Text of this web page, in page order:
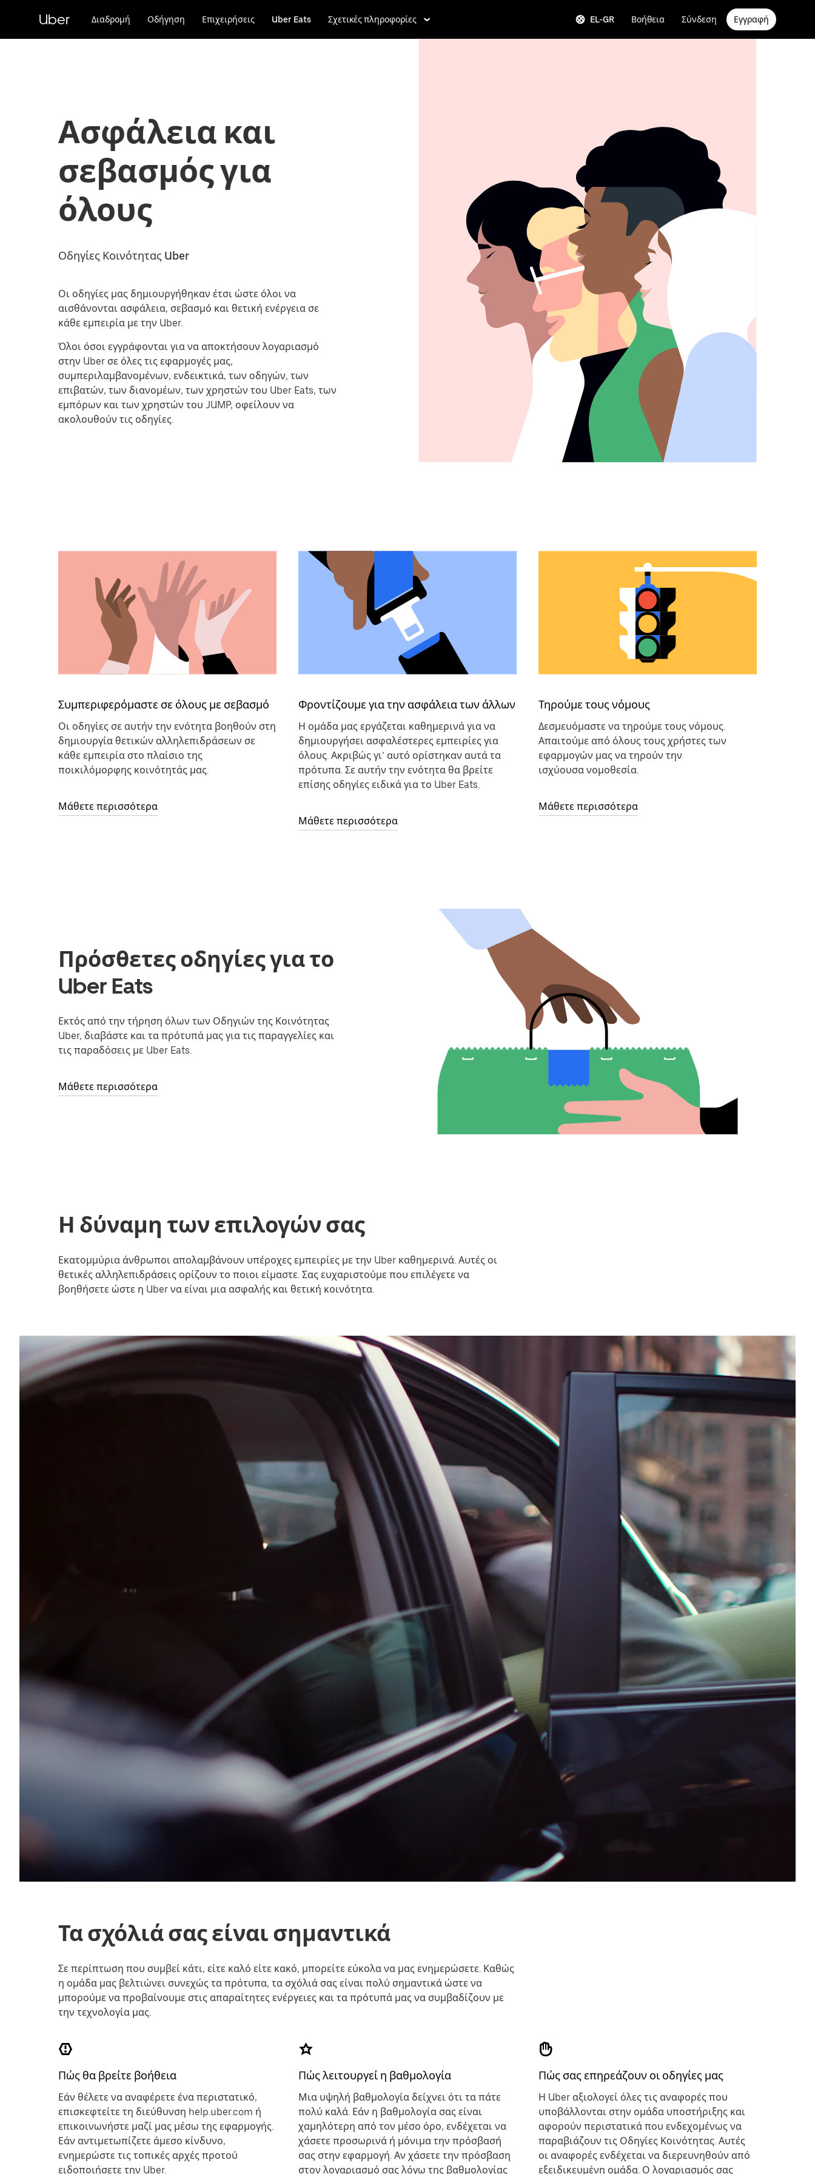
περιεχόμενο
Uber Διαδρομή Οδήγηση Επιχειρήσεις Uber Eats Σχετικές πληροφορίες EL-GR Βοήθεια Σύνδεση Εγγραφή
Ασφάλεια και
σεβασμός για
όλους
Οδηγίες Κοινότητας Uber
Οι οδηγίες μας δημιουργήθηκαν έτσι ώστε όλοι να
αισθάνονται ασφάλεια, σεβασμό και θετική ενέργεια σε
κάθε εμπειρία με την Uber.
Όλοι όσοι εγγράφονται για να αποκτήσουν λογαριασμό
στην Uber σε όλες τις εφαρμογές μας,
συμπεριλαμβανομένων, ενδεικτικά, των οδηγών, των
επιβατών, των διανομέων, των χρηστών του Uber Eats, των
εμπόρων και των χρηστών του JUMP, οφείλουν να
ακολουθούν τις οδηγίες.
Συμπεριφερόμαστε σε όλους με σεβασμό
Οι οδηγίες σε αυτήν την ενότητα βοηθούν στη
δημιουργία θετικών αλληλεπιδράσεων σε
κάθε εμπειρία στο πλαίσιο της
ποικιλόμορφης κοινότητάς μας.
Μάθετε περισσότερα
Φροντίζουμε για την ασφάλεια των άλλων
Η ομάδα μας εργάζεται καθημερινά για να
δημιουργήσει ασφαλέστερες εμπειρίες για
όλους. Ακριβώς γι’ αυτό ορίστηκαν αυτά τα
πρότυπα. Σε αυτήν την ενότητα θα βρείτε
επίσης οδηγίες ειδικά για το Uber Eats.
Μάθετε περισσότερα
Τηρούμε τους νόμους
Δεσμευόμαστε να τηρούμε τους νόμους.
Απαιτούμε από όλους τους χρήστες των
εφαρμογών μας να τηρούν την
ισχύουσα νομοθεσία.
Μάθετε περισσότερα
Πρόσθετες οδηγίες για το
Uber Eats
Εκτός από την τήρηση όλων των Οδηγιών της Κοινότητας
Uber, διαβάστε και τα πρότυπά μας για τις παραγγελίες και
τις παραδόσεις με Uber Eats.
Μάθετε περισσότερα
Η δύναμη των επιλογών σας
Εκατομμύρια άνθρωποι απολαμβάνουν υπέροχες εμπειρίες με την Uber καθημερινά. Αυτές οι
θετικές αλληλεπιδράσεις ορίζουν το ποιοι είμαστε. Σας ευχαριστούμε που επιλέγετε να
βοηθήσετε ώστε η Uber να είναι μια ασφαλής και θετική κοινότητα.
Τα σχόλιά σας είναι σημαντικά
Σε περίπτωση που συμβεί κάτι, είτε καλό είτε κακό, μπορείτε εύκολα να μας ενημερώσετε. Καθώς
η ομάδα μας βελτιώνει συνεχώς τα πρότυπα, τα σχόλιά σας είναι πολύ σημαντικά ώστε να
μπορούμε να προβαίνουμε στις απαραίτητες ενέργειες και τα πρότυπά μας να συμβαδίζουν με
την τεχνολογία μας.
Πώς θα βρείτε βοήθεια
Εάν θέλετε να αναφέρετε ένα περιστατικό,
επισκεφτείτε τη διεύθυνση help.uber.com ή
επικοινωνήστε μαζί μας μέσω της εφαρμογής.
Εάν αντιμετωπίζετε άμεσο κίνδυνο,
ενημερώστε τις τοπικές αρχές προτού
ειδοποιήσετε την Uber.
Πώς λειτουργεί η βαθμολογία
Μια υψηλή βαθμολογία δείχνει ότι τα πάτε
πολύ καλά. Εάν η βαθμολογία σας είναι
χαμηλότερη από τον μέσο όρο, ενδέχεται να
χάσετε προσωρινά ή μόνιμα την πρόσβασή
σας στην εφαρμογή. Αν χάσετε την πρόσβαση
στον λογαριασμό σας λόγω της βαθμολογίας
Πώς σας επηρεάζουν οι οδηγίες μας
Η Uber αξιολογεί όλες τις αναφορές που
υποβάλλονται στην ομάδα υποστήριξης και
αφορούν περιστατικά που ενδεχομένως να
παραβιάζουν τις Οδηγίες Κοινότητας. Αυτές
οι αναφορές ενδέχεται να διερευνηθούν από
εξειδικευμένη ομάδα. Ο λογαριασμός σας